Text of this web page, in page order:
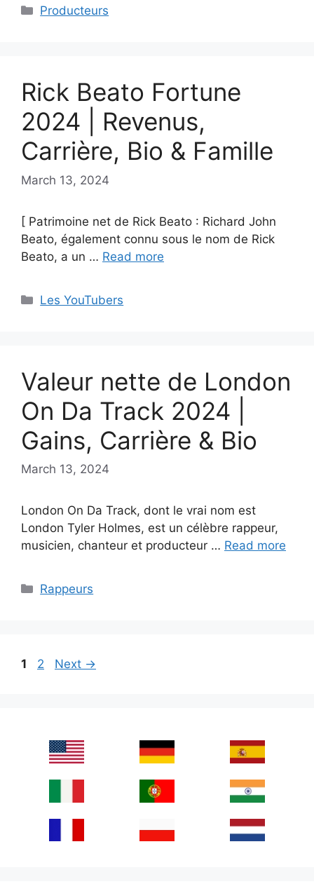
Categories
Producteurs
Rick Beato Fortune
2024 | Revenus,
Carrière, Bio & Famille
March 13, 2024
[ Patrimoine net de Rick Beato : Richard John
Beato, également connu sous le nom de Rick
Beato, a un … Read more
Categories
Les YouTubers
Valeur nette de London
On Da Track 2024 |
Gains, Carrière & Bio
March 13, 2024
London On Da Track, dont le vrai nom est
London Tyler Holmes, est un célèbre rappeur,
musicien, chanteur et producteur … Read more
Categories
Rappeurs
Page
1 Page
2 Next →